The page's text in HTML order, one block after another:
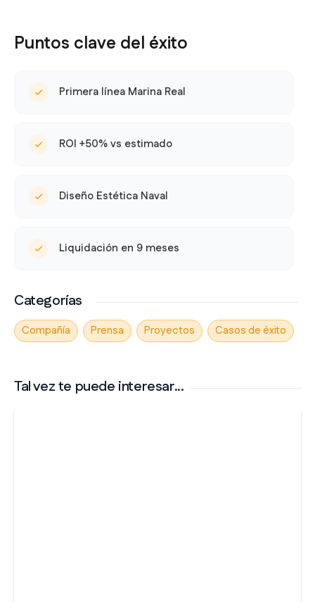
Puntos clave del éxito
Primera línea Marina Real
ROI +50% vs estimado
Diseño Estética Naval
Liquidación en 9 meses
Categorías
Compañía Prensa Proyectos Casos de éxito
Tal vez te puede interesar...